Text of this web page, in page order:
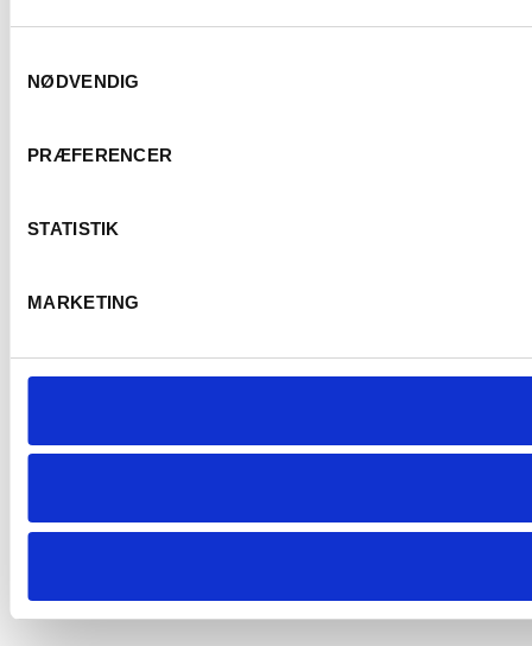
NØDVENDIG
PRÆFERENCER
STATISTIK
MARKETING